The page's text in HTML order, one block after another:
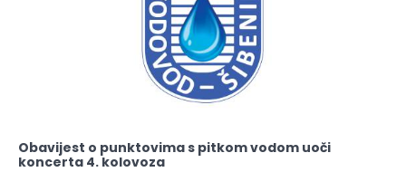
Obavijest o punktovima s pitkom vodom uoči
koncerta 4. kolovoza